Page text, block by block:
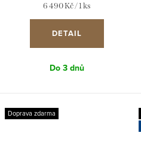
Měrná
cena:
6 490 Kč / 1 ks
DETAIL
Do 3 dnů
Doprava zdarma